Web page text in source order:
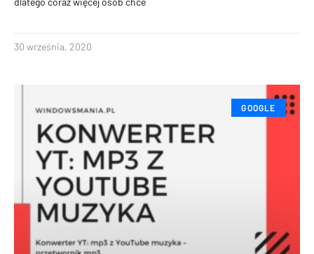
30 września, 2020
GOOGLE